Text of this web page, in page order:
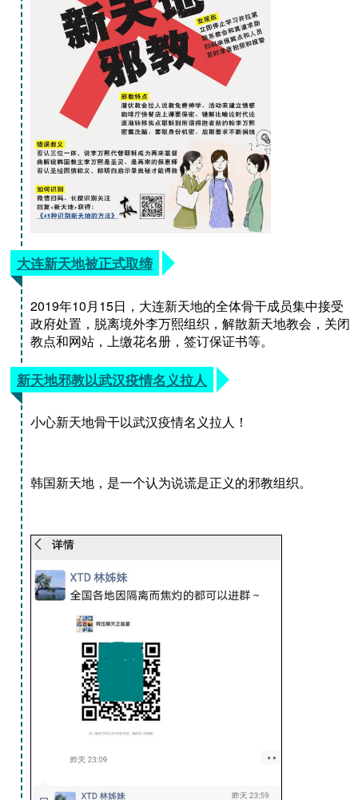
大连新天地被正式取缔
2019年10月15日，大连新天地的全体骨干成员集中接受
政府处置，脱离境外李万熙组织，解散新天地教会，关闭
教点和网站，上缴花名册，签订保证书等。
新天地邪教以武汉疫情名义拉人
小心新天地骨干以武汉疫情名义拉人！
韩国新天地，是一个认为说谎是正义的邪教组织。